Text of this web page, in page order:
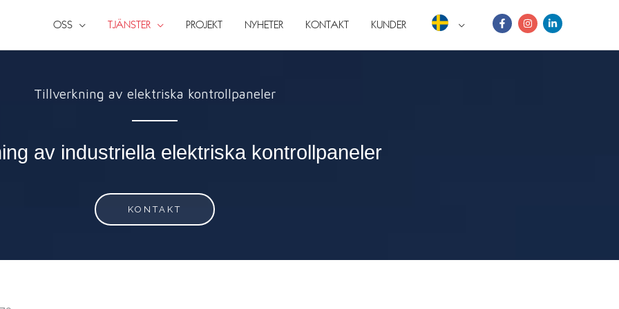
OSS TJÄNSTER PROJEKT NYHETER KONTAKT KUNDER
Tillverkning av elektriska kontrollpaneler
av industriella elektriska kontrollpaneler
KONTAKT